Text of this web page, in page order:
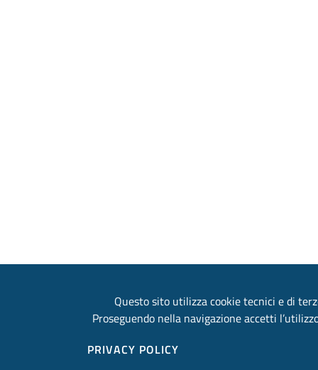
Questo sito utilizza cookie tecnici e di
Proseguendo nella navigazione accetti
PRIVACY POLICY